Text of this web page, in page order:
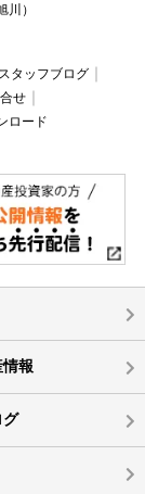
川）
スタッフブログ
せ
ロード
報
グ